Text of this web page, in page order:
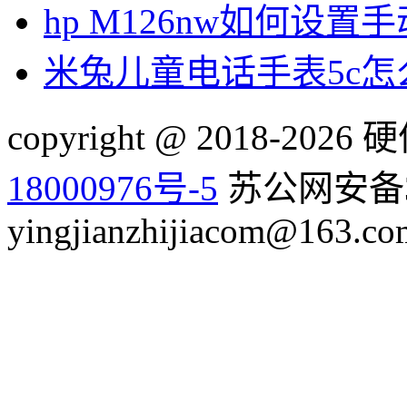
hp M126nw如何设置
米兔儿童电话手表5c
copyright @ 2018-2026
18000976号-5 苏公网安